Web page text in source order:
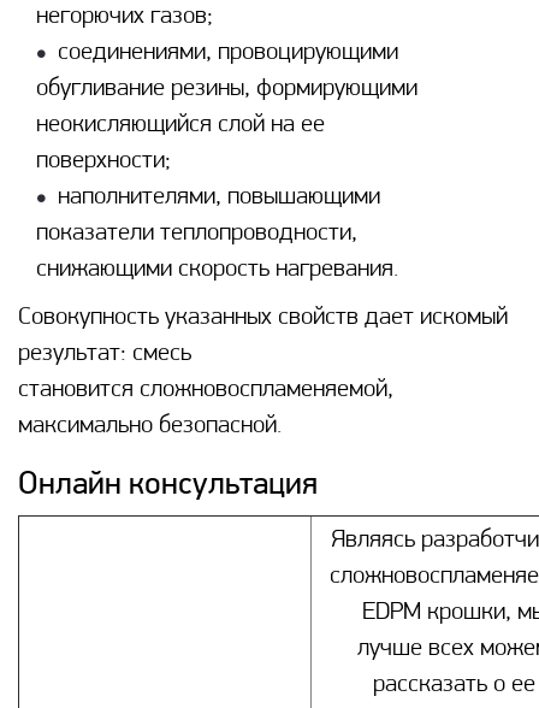
негорючих газов;
соединениями, провоцирующими
обугливание резины, формирующими
неокисляющийся слой на ее
поверхности;
наполнителями, повышающими
показатели теплопроводности,
снижающими скорость нагревания.
Совокупность указанных свойств дает искомый
результат: смесь
становится сложновоспламеняемой,
максимально безопасной.
Онлайн консультация
Являясь
EDPM крошки,
лучше всех
рассказать о ее